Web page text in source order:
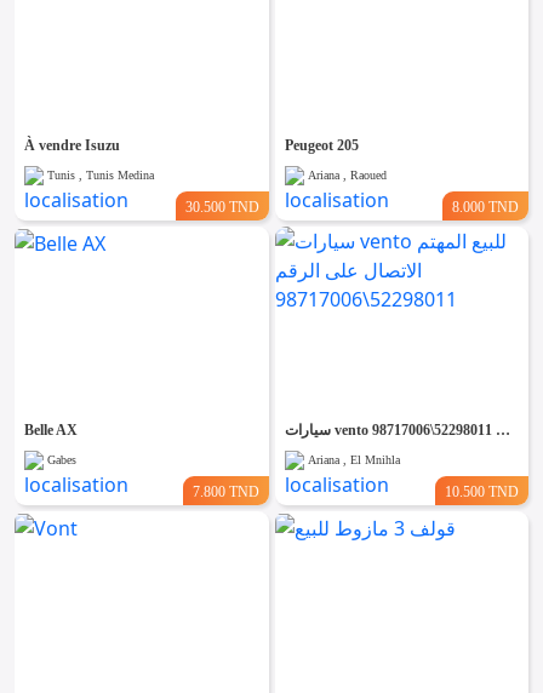
À vendre Isuzu
Tunis , Tunis Medina
30.500 TND
Peugeot 205
Ariana , Raoued
8.000 TND
Belle AX
Gabes
7.800 TND
سيارات vento للبيع المهتم الاتصال على الرقم 52298011\98717006
Ariana , El Mnihla
10.500 TND